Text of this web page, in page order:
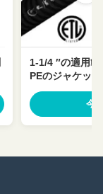
1-1/4 ″の適用
PEのジャケッ
50オーム低い
今